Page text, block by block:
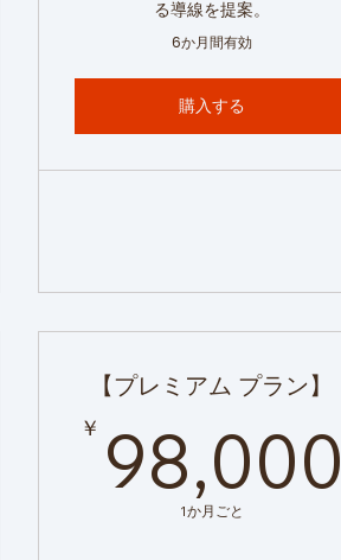
る導線を提案。
6か月間有効
購入する
49,800￥
【プレミアム プラン】
￥ 98,000
1か月ごと